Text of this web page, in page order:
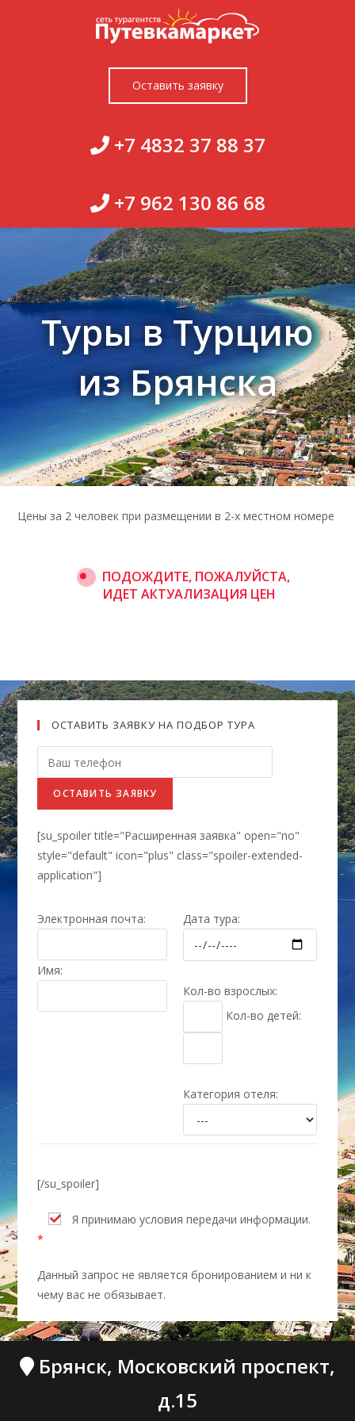
Оставить заявку
+7 4832 37 88 37
+7 962 130 86 68
Туры в Турцию
из Брянска
Цены за 2 человек при размещении в 2-х местном номере
ОСТАВИТЬ ЗАЯВКУ НА ПОДБОР ТУРА
[su_spoiler title="Расширенная заявка" open="no"
style="default" icon="plus​" class="spoiler-extended-
application"]
Электронная почта:
Имя:
Дата тура:
Кол-во взрослых:
Кол-во детей:
Категория отеля:
[/su_spoiler]
Я принимаю условия передачи информации.
*
Данный запрос не является бронированием и ни к
чему вас не обязывает.
Брянск, Московский проспект,
д.15